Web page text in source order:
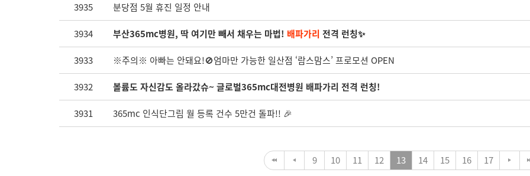
3935 분당점 5월 휴진 일정 안내
3934 부산365mc병원, 딱 여기만 빼서 채우는 마법! 배파가리 전격 런칭✨
3933 ※주의※ 아빠는 안돼요!🚫엄마만 가능한 일산점 ‘람스맘스’ 프로모션 OPEN
3932 볼륨도 자신감도 올라갔슈~ 글로벌365mc대전병원 배파가리 전격 런칭!
3931 365mc 인식단그림 월 등록 건수 5만건 돌파!! 🎉
9 10 11 12 13 14 15 16 17